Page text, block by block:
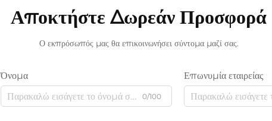
Αποκτήστε Δωρεάν Προσφορά
Ο εκπρόσωπός μας θα επικοινωνήσει σύντομα μαζί σας.
Όνομα
0/100
Επωνυμία εταιρείας